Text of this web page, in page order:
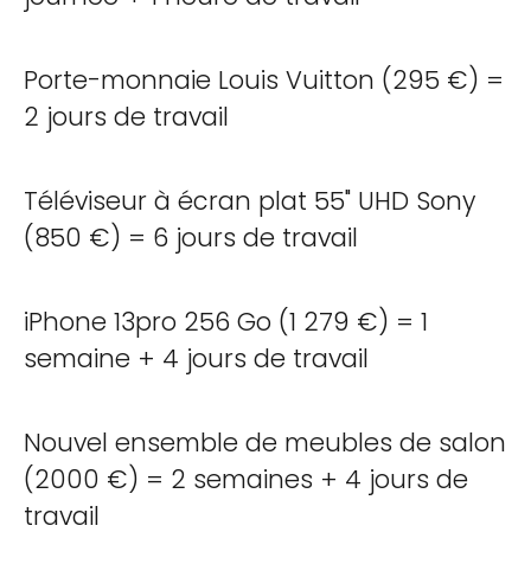
Porte-monnaie Louis Vuitton (295 €) =
2 jours de travail
Téléviseur à écran plat 55" UHD Sony
(850 €) = 6 jours de travail
iPhone 13pro 256 Go (1 279 €) = 1
semaine + 4 jours de travail
Nouvel ensemble de meubles de salon
(2000 €) = 2 semaines + 4 jours de
travail